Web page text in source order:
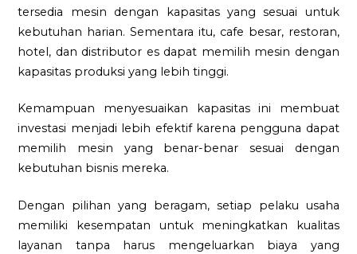
tersedia mesin dengan kapasitas yang sesuai untuk
kebutuhan harian. Sementara itu, cafe besar, restoran,
hotel, dan distributor es dapat memilih mesin dengan
kapasitas produksi yang lebih tinggi.
Kemampuan menyesuaikan kapasitas ini membuat
investasi menjadi lebih efektif karena pengguna dapat
memilih mesin yang benar-benar sesuai dengan
kebutuhan bisnis mereka.
Dengan pilihan yang beragam, setiap pelaku usaha
memiliki kesempatan untuk meningkatkan kualitas
layanan tanpa harus mengeluarkan biaya yang